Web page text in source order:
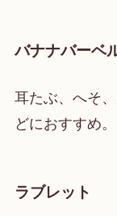
バナナバーベ
耳たぶ、へそ
どにおすすめ。
ラブレット